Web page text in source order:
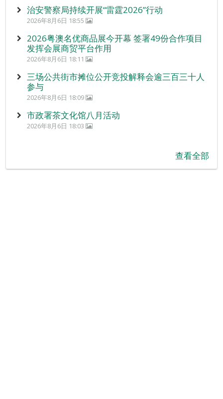
治安警察局持续开展“雷霆2026”行动
2026年8月6日 18:55
2026粤澳名优商品展今开幕 签署49份合作项目
发挥会展商贸平台作用
2026年8月6日 18:11
三场公共街市摊位公开竞投解释会逾三百三十人
参与
2026年8月6日 18:09
市政署茶文化馆八月活动
2026年8月6日 18:03
查看全部